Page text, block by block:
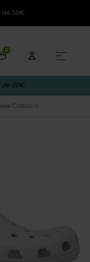
de 50€
0
☰
de 50€.
Classic U